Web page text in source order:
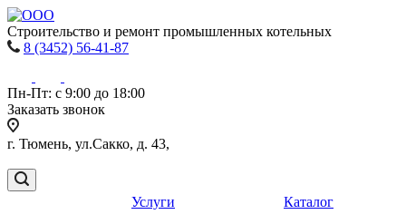
Строительство и ремонт промышленных котельных
8 (3452) 56-41-87
Пн-Пт: с 9:00 до 18:00
Заказать звонок
г. Тюмень, ул.Сакко, д. 43,
Услуги
Каталог